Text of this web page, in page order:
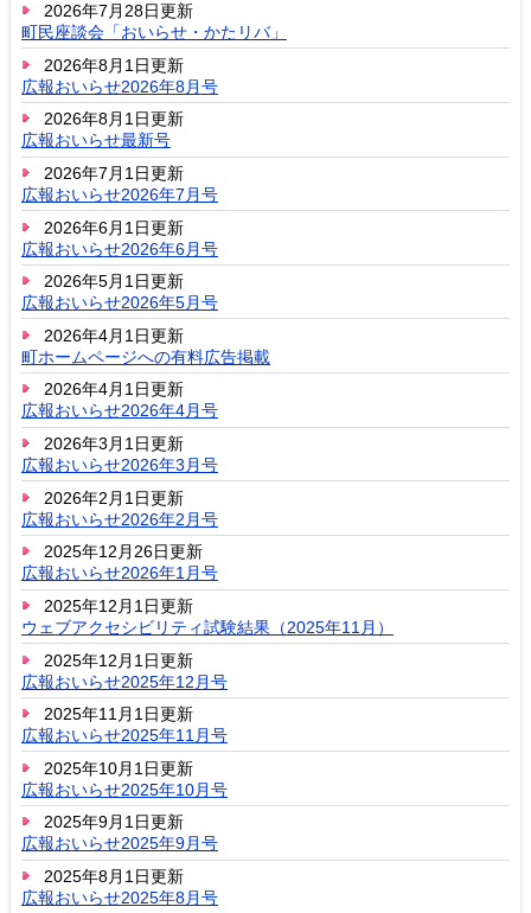
2026年7月28日更新
町民座談会「おいらせ・かたリバ」
2026年8月1日更新
広報おいらせ2026年8月号
2026年8月1日更新
広報おいらせ最新号
2026年7月1日更新
広報おいらせ2026年7月号
2026年6月1日更新
広報おいらせ2026年6月号
2026年5月1日更新
広報おいらせ2026年5月号
2026年4月1日更新
町ホームページへの有料広告掲載
2026年4月1日更新
広報おいらせ2026年4月号
2026年3月1日更新
広報おいらせ2026年3月号
2026年2月1日更新
広報おいらせ2026年2月号
2025年12月26日更新
広報おいらせ2026年1月号
2025年12月1日更新
ウェブアクセシビリティ試験結果（2025年11月）
2025年12月1日更新
広報おいらせ2025年12月号
2025年11月1日更新
広報おいらせ2025年11月号
2025年10月1日更新
広報おいらせ2025年10月号
2025年9月1日更新
広報おいらせ2025年9月号
2025年8月1日更新
広報おいらせ2025年8月号